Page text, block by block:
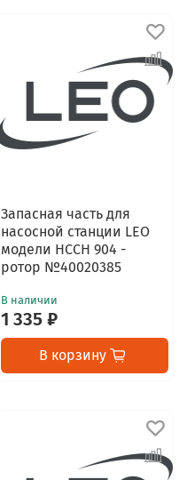
Запасная часть для
насосной станции LEO
модели НССН 904 -
ротор №40020385
В наличии
1 335 ₽
В корзину